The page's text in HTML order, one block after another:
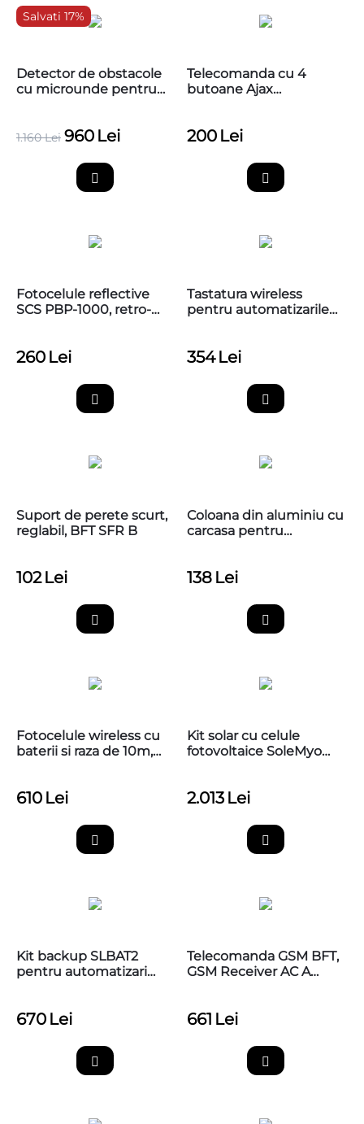
Salvati 17%
Detector de obstacole
cu microunde pentru
persoanelor, PB-VR10 -
1.160 Lei 960 Lei
Telecomanda cu 4
butoane Ajax
200 Lei
Fotocelule reflective
SCS PBP-1000, retro-
260 Lei
Tastatura wireless
pentru automatizarile
354 Lei
Suport de perete scurt,
reglabil, BFT SFR B
102 Lei
Coloana din aluminiu cu
carcasa pentru
138 Lei
Fotocelule wireless cu
baterii si raza de 10m,
610 Lei
Kit solar cu celule
fotovoltaice SoleMyo
2.013 Lei
Kit backup SLBAT2
pentru automatizari
670 Lei
Telecomanda GSM BFT,
GSM Receiver AC A
661 Lei